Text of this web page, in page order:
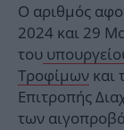
Ο αριθμός
2024 και 29
του
Τροφίμων και
Επιτροπής
των